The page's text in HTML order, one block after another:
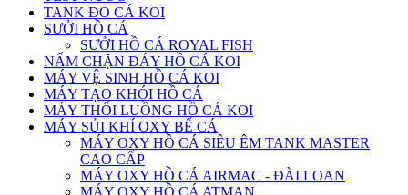
TANK ĐO CÁ KOI
SƯỞI HỒ CÁ
SƯỞI HỒ CÁ ROYAL FISH
NẤM CHẶN ĐÁY HỒ CÁ KOI
MÁY VỆ SINH HỒ CÁ KOI
MÁY TẠO KHÓI HỒ CÁ
MÁY THỔI LUỒNG HỒ CÁ KOI
MÁY SỦI KHÍ OXY BỂ CÁ
MÁY OXY HỒ CÁ SIÊU ÊM TANK MASTER
CAO CẤP
MÁY OXY HỒ CÁ AIRMAC - ĐÀI LOAN
MÁY OXY HỒ CÁ ATMAN